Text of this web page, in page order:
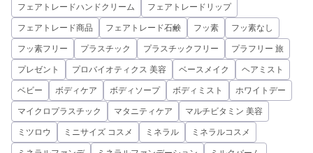
フェアトレードハンドクリーム フェアトレードリップ
フェアトレード商品 フェアトレード石鹸 フッ素 フッ素なし
フッ素フリー プラスチック プラスチックフリー プラフリー 旅
プレゼント プロバイオティクス 美容 ベースメイク ヘアミスト
ベビー ボディケア ボディソープ ボディミスト ホワイトデー
マイクロプラスチック マタニティケア マルチビタミン 美容
ミツロウ ミニサイズ コスメ ミネラル ミネラルコスメ